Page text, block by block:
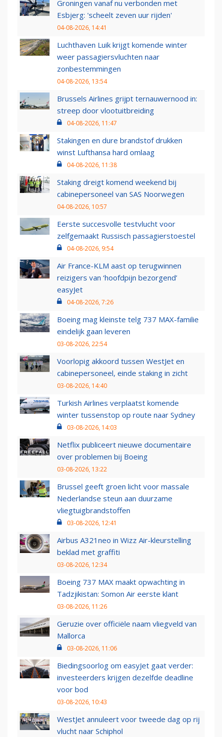
Groningen vanaf nu verbonden met
Esbjerg: 'scheelt zeven uur rijden'
04-08-2026, 14:41
Luchthaven Luik krijgt komende winter
weer passagiersvluchten naar
zonbestemmingen
04-08-2026, 13:54
Brussels Airlines grijpt ternauwernood in:
streep door vlootuitbreiding
04-08-2026, 11:47
Stakingen en dure brandstof drukken
winst Lufthansa hard omlaag
04-08-2026, 11:38
Staking dreigt komend weekend bij
cabinepersoneel van SAS Noorwegen
04-08-2026, 10:57
Eerste succesvolle testvlucht voor
zelfgemaakt Russisch passagierstoestel
04-08-2026, 9:54
Air France-KLM aast op terugwinnen
reizigers van ‘hoofdpijn bezorgend’
easyJet
04-08-2026, 7:26
Boeing mag kleinste telg 737 MAX-familie
eindelijk gaan leveren
03-08-2026, 22:54
Voorlopig akkoord tussen WestJet en
cabinepersoneel, einde staking in zicht
03-08-2026, 14:40
Turkish Airlines verplaatst komende
winter tussenstop op route naar Sydney
03-08-2026, 14:03
Netflix publiceert nieuwe documentaire
over problemen bij Boeing
03-08-2026, 13:22
Brussel geeft groen licht voor massale
Nederlandse steun aan duurzame
vliegtuigbrandstoffen
03-08-2026, 12:41
Airbus A321neo in Wizz Air-kleurstelling
beklad met graffiti
03-08-2026, 12:34
Boeing 737 MAX maakt opwachting in
Tadzjikistan: Somon Air eerste klant
03-08-2026, 11:26
Geruzie over officiële naam vliegveld van
Mallorca
03-08-2026, 11:06
Biedingsoorlog om easyJet gaat verder:
investeerders krijgen dezelfde deadline
voor bod
03-08-2026, 10:43
WestJet annuleert voor tweede dag op rij
vlucht naar Schiphol